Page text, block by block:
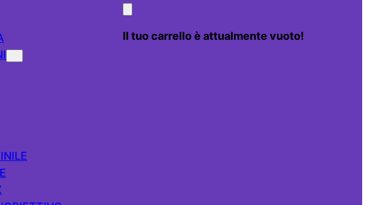
Il tuo carrello è attualmente vuoto!